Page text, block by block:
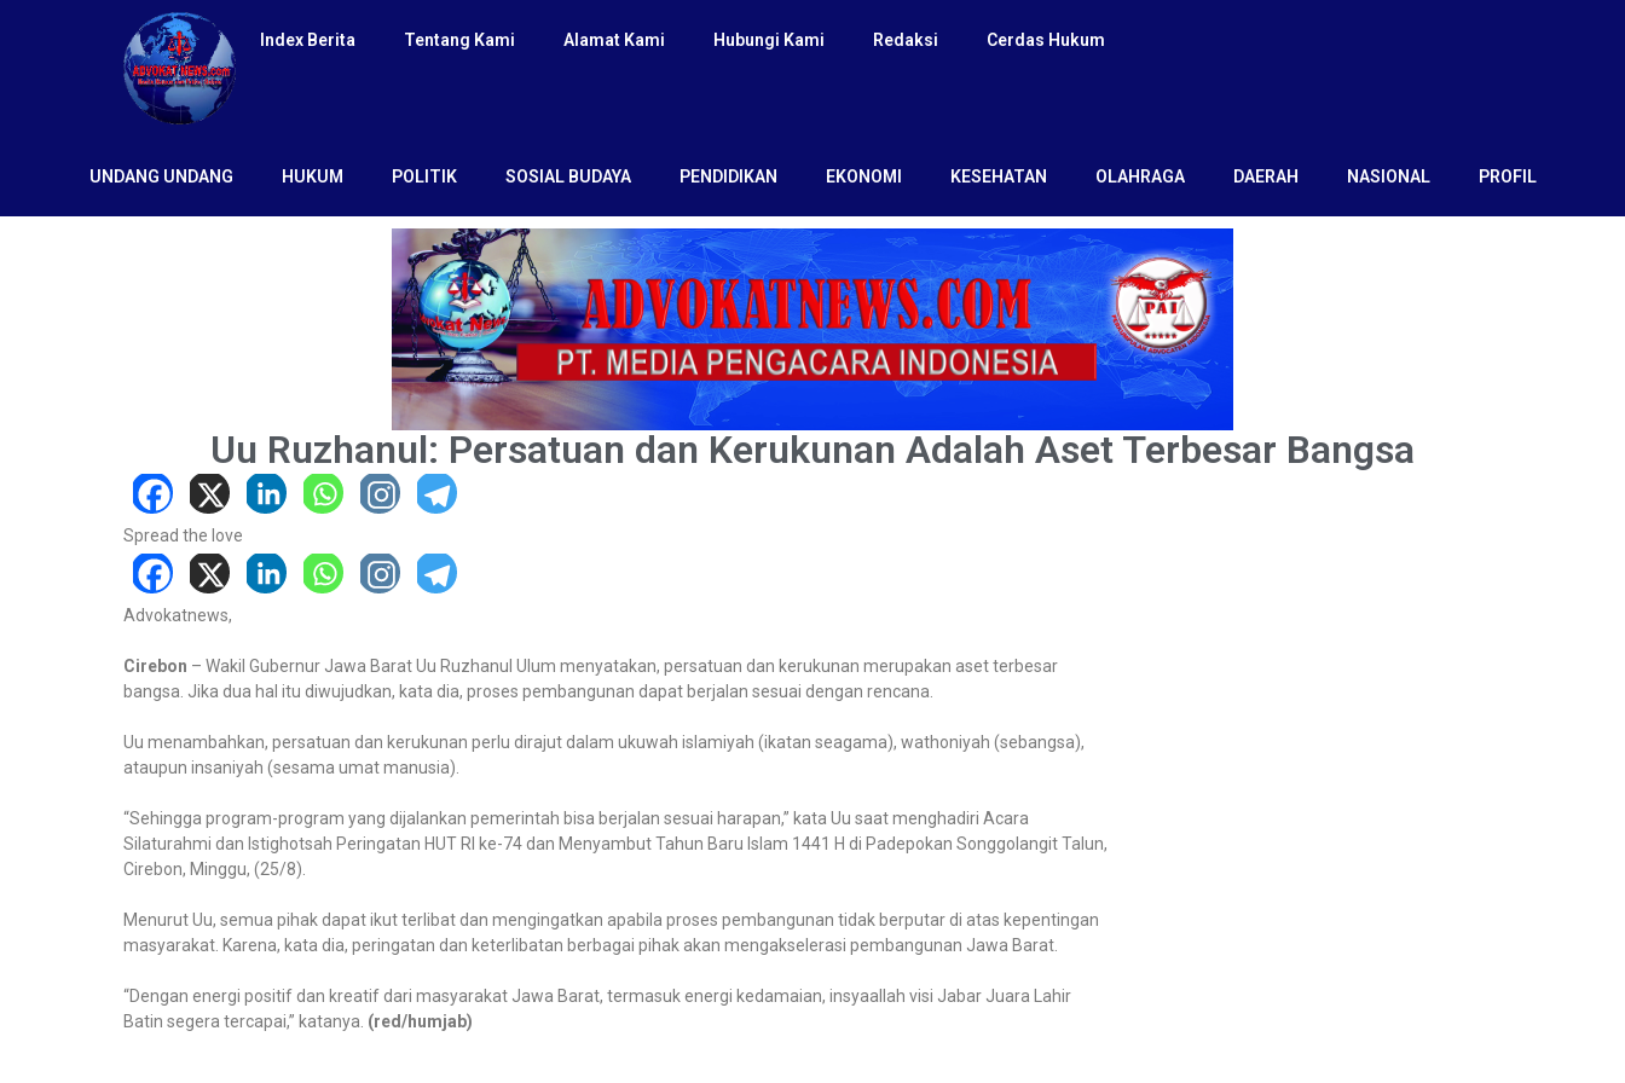
Index Berita Tentang Kami Alamat Kami Hubungi Kami Redaksi Cerdas Hukum
UNDANG UNDANG HUKUM POLITIK SOSIAL BUDAYA PENDIDIKAN EKONOMI KESEHATAN OLAHRAGA DAERAH NASIONAL PROFIL
Uu Ruzhanul: Persatuan dan Kerukunan Adalah Aset Terbesar Bangsa
Spread the love
Advokatnews,
Cirebon – Wakil Gubernur Jawa Barat Uu Ruzhanul Ulum menyatakan, persatuan dan kerukunan merupakan aset terbesar
bangsa. Jika dua hal itu diwujudkan, kata dia, proses pembangunan dapat berjalan sesuai dengan rencana.
Uu menambahkan, persatuan dan kerukunan perlu dirajut dalam ukuwah islamiyah (ikatan seagama), wathoniyah (sebangsa),
ataupun insaniyah (sesama umat manusia).
“Sehingga program-program yang dijalankan pemerintah bisa berjalan sesuai harapan,” kata Uu saat menghadiri Acara
Silaturahmi dan Istighotsah Peringatan HUT RI ke-74 dan Menyambut Tahun Baru Islam 1441 H di Padepokan Songgolangit Talun,
Cirebon, Minggu, (25/8).
Menurut Uu, semua pihak dapat ikut terlibat dan mengingatkan apabila proses pembangunan tidak berputar di atas kepentingan
masyarakat. Karena, kata dia, peringatan dan keterlibatan berbagai pihak akan mengakselerasi pembangunan Jawa Barat.
“Dengan energi positif dan kreatif dari masyarakat Jawa Barat, termasuk energi kedamaian, insyaallah visi Jabar Juara Lahir
Batin segera tercapai,” katanya. (red/humjab)